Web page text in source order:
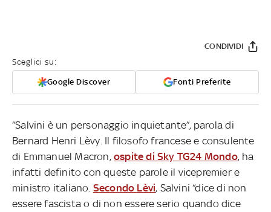
Sceglici su:
Google Discover Fonti Preferite
CONDIVIDI
“Salvini è un personaggio inquietante”, parola di
Bernard Henri Lèvy. Il filosofo francese e consulente
di Emmanuel Macron, ospite di Sky TG24 Mondo, ha
infatti definito con queste parole il vicepremier e
ministro italiano. Secondo Lèvi, Salvini “dice di non
essere fascista o di non essere serio quando dice